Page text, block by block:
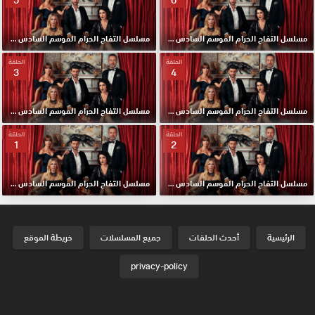
مسلسل التفاح الحرام الموسم السادس مدبلج الحلقة 6 HD مسلسل التفاح الحرام الموسم السادس مدبلج الحلقة 5 HD
الحلقة
4
مسلسل التفاح الحرام الموسم السادس مدبلج الحلقة 4 HD
الحلقة
3
مسلسل التفاح الحرام الموسم السادس مدبلج الحلقة 3 HD
الحلقة
2
مسلسل التفاح الحرام الموسم السادس مدبلج الحلقة 2 HD
الحلقة
1
مسلسل التفاح الحرام الموسم السادس مدبلج الحلقة الأولي 1 HD
الرئيسية أحدث الحلقات جميع المسلسلات
خريطة الموقع
privacy-policy